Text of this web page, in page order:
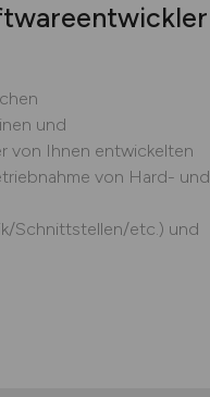
und
von Ihnen entwickelten
von Hard- und
Schnittstellen/etc.) und